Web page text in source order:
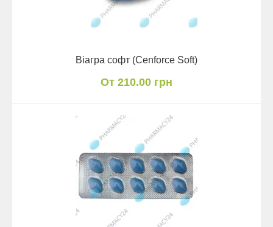
Віагра софт (Cenforce Soft)
От 210.00 грн